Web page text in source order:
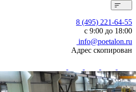
8 (495) 221-64-55
с 9:00 до 18:00
info@poetalon.ru
Адрес скопирован